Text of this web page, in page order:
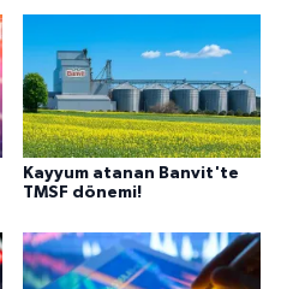
Kayyum atanan Banvit'te
TMSF dönemi!